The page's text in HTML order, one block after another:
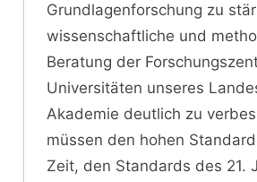
Grundlagenforschung zu
wissenschaftliche und
Beratung der
Universitäten unseres
Akademie deutlich zu
müssen den hohen
Zeit, den Standards des 21.